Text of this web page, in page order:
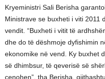
Kryeministri Sali Berisha
Ministrave se buxheti i viti 2011
vendit. “Buxheti i vitit të
dhe do të dëshmoje dyfishimin
ekonomike në vend. Ky buxhet
së dhimbsur, të qeverisë së
cenohen”, tha Berisha.